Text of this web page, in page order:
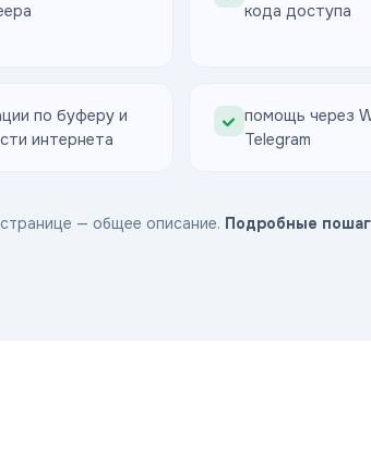
кода доступа
по буферу и
интернета
помощь через
Telegram
— общее описание. Подробные